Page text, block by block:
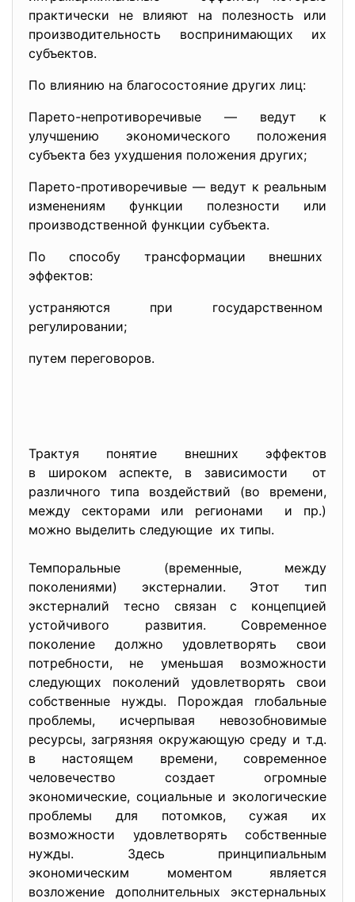
практически не влияют на полезность или
производительность воспринимающих их
субъектов.
По влиянию на благосостояние других лиц:
Парето-непротиворечивые — ведут к
улучшению экономического положения
субъекта без ухудшения положения других;
Парето-противоречивые — ведут к реальным
изменениям функции полезности или
производственной функции субъекта.
По способу трансформации внешних
эффектов:
устраняются при государственном
регулировании;
путем переговоров.
Трактуя понятие внешних эффектов
в широком аспекте, в зависимости от
различного типа воздействий (во времени,
между секторами или регионами и пр.)
можно выделить следующие их типы.
Темпоральные (временные, между
поколениями) экстерналии. Этот тип
экстерналий тесно связан с концепцией
устойчивого развития. Современное
поколение должно удовлетворять свои
потребности, не уменьшая возможности
следующих поколений удовлетворять свои
собственные нужды. Порождая глобальные
проблемы, исчерпывая невозобновимые
ресурсы, загрязняя окружающую среду и т.д.
в настоящем времени, современное
человечество создает огромные
экономические, социальные и экологические
проблемы для потомков, сужая их
возможности удовлетворять собственные
нужды. Здесь принципиальным
экономическим моментом является
возложение дополнительных экстернальных